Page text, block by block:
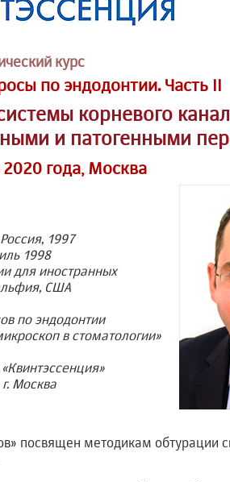
курс
по эндодонтии. Часть II
корневого
и патогенными
года, Москва
1997
1998
для иностранных
США
по эндодонтии
в стоматологии»
Москва
посвящен методикам обтурации